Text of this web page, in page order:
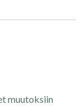
muutoksiin